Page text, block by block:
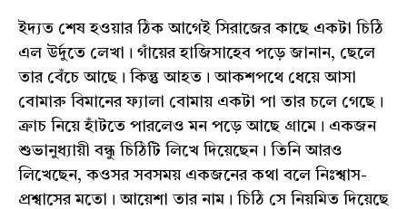
ইদ্যত শেষ হওয়ার ঠিক আগেই সিরাজের কাছে একটা চিঠি
এল উর্দুতে লেখা। গাঁয়ের হাজিসাহেব পড়ে জানান, ছেলে
তার বেঁচে আছে। কিন্তু আহত। আকশপথে ধেয়ে আসা
বোমারু বিমানের ফ্যালা বোমায় একটা পা তার চলে গেছে।
ক্রাচ নিয়ে হাঁটতে পারলেও মন পড়ে আছে গ্রামে। একজন
শুভানুধ্যায়ী বন্ধু চিঠিটি লিখে দিয়েছেন। তিনি আরও
লিখেছেন, কওসর সবসময় একজনের কথা বলে নিঃশ্বাস-
প্রশ্বাসের মতো। আয়েশা তার নাম। চিঠি সে নিয়মিত দিয়েছে